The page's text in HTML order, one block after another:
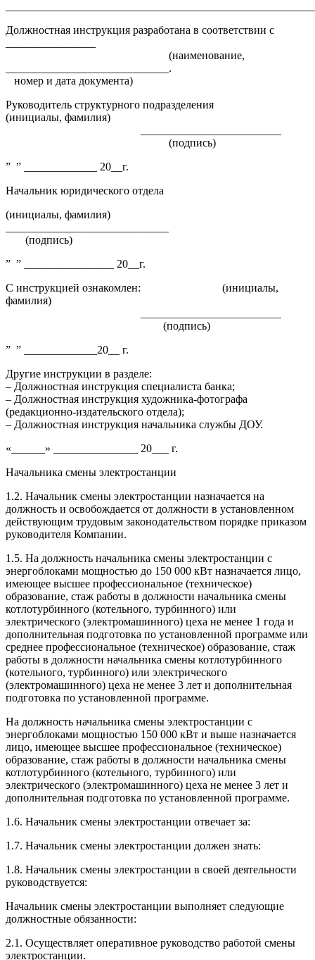
Должностная инструкция разработана в соответствии с
(наименование,
_____________________________.
номер и дата документа)
Руководитель структурного подразделения
(инициалы, фамилия)
(подпись)
” ” _____________ 20__г.
Начальник юридического отдела
(инициалы, фамилия)
(подпись)
” ” ________________ 20__г.
С инструкцией ознакомлен: (инициалы,
фамилия)
(подпись)
” ” _____________20__ г.
Другие инструкции в разделе:
– Должностная инструкция специалиста банка;
– Должностная инструкция художника-фотографа
(редакционно-издательского отдела);
– Должностная инструкция начальника службы ДОУ.
«______» _______________ 20___ г.
Начальника смены электростанции
1.2. Начальник смены электростанции назначается на
должность и освобождается от должности в установленном
действующим трудовым законодательством порядке приказом
руководителя Компании.
1.5. На должность начальника смены электростанции с
энергоблоками мощностью до 150 000 кВт назначается лицо,
имеющее высшее профессиональное (техническое)
образование, стаж работы в должности начальника смены
котлотурбинного (котельного, турбинного) или
электрического (электромашинного) цеха не менее 1 года и
дополнительная подготовка по установленной программе или
среднее профессиональное (техническое) образование, стаж
работы в должности начальника смены котлотурбинного
(котельного, турбинного) или электрического
(электромашинного) цеха не менее 3 лет и дополнительная
подготовка по установленной программе.
На должность начальника смены электростанции с
энергоблоками мощностью 150 000 кВт и выше назначается
лицо, имеющее высшее профессиональное (техническое)
образование, стаж работы в должности начальника смены
котлотурбинного (котельного, турбинного) или
электрического (электромашинного) цеха не менее 3 лет и
дополнительная подготовка по установленной программе.
1.6. Начальник смены электростанции отвечает за:
1.7. Начальник смены электростанции должен знать:
1.8. Начальник смены электростанции в своей деятельности
руководствуется:
Начальник смены электростанции выполняет следующие
должностные обязанности:
2.1. Осуществляет оперативное руководство работой смены
электростанции.